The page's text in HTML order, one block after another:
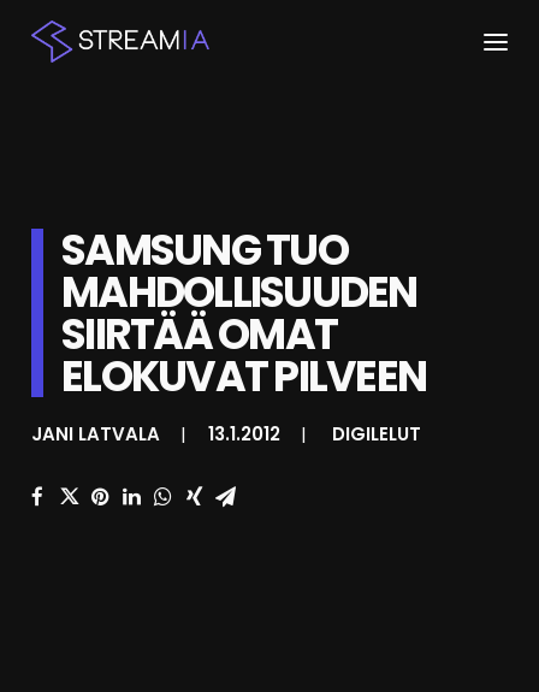
STREAMIT
KESKUSTELU
SHOP
HAKU
SAMSUNG TUO
MAHDOLLISUUDEN
SIIRTÄÄ OMAT
ELOKUVAT PILVEEN
JANI LATVALA | 13.1.2012 | DIGILELUT